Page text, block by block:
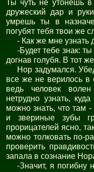
Ты чуть не утонешь в
дружеский дар и
умрешь ты в
погубят тебя твои же
- Как же мне узнать
-Будет тебе знак:
догнав голубя. В тот
Нор задумался.
все же не верилось в
ведь человек
нетрудно узнать,
можно знать, что там
и звериные зубы
прорицателей ясно,
можно толковать по-
проверить
запала в сознание
-Значит, я